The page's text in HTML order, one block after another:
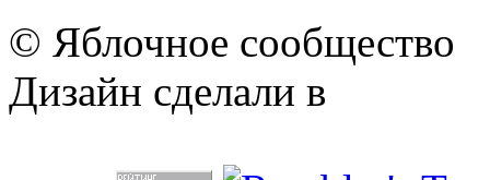
© Яблочное сообщество
Дизайн сделали в